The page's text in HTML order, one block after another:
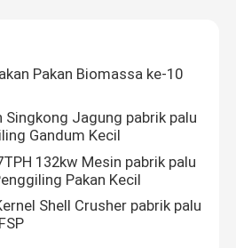
Pakan Biomassa ke-10
Singkong Jagung pabrik palu
Gandum Kecil
132kw Mesin pabrik palu
Pakan Kecil
Shell Crusher pabrik palu